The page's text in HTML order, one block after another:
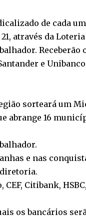
de cada um
através da Loteria
e
sorteará um
abrange 16
e nas
Citibank,
os bancários